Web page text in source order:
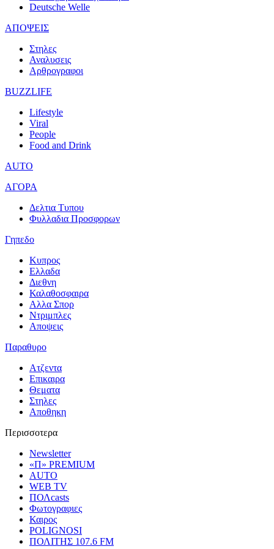
Deutsche Welle
ΑΠΟΨΕΙΣ
Στηλες
Αναλυσεις
Αρθρογραφοι
BUZZLIFE
Lifestyle
Viral
People
Food and Drink
AUTO
ΑΓΟΡΑ
Δελτια Τυπου
Φυλλαδια Προσφορων
Γηπεδο
Κυπρος
Ελλαδα
Διεθνη
Καλαθοσφαιρα
Αλλα Σπορ
Ντριμπλες
Αποψεις
Παραθυρο
Ατζεντα
Επικαιρα
Θεματα
Στηλες
Αποθηκη
Περισσοτερα
Newsletter
«Π» PREMIUM
AUTO
WEB TV
ΠΟΛcasts
Φωτογραφιες
Καιρος
POLIGNOSI
ΠΟΛΙΤΗΣ 107.6 FM